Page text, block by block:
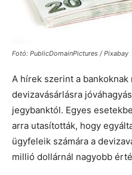
Fotó: PublicDomainPictures / Pixabay
A hírek szerint a
devizavásárlásra
jegybanktól. Egyes
arra utasították, hogy
ügyfeleik számára a
millió dollárnál nagyobb